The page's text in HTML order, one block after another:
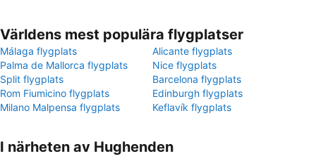
Världens mest populära flygplatser
Málaga flygplats
Alicante flygplats
Palma de Mallorca flygplats
Nice flygplats
Split flygplats
Barcelona flygplats
Rom Fiumicino flygplats
Edinburgh flygplats
Milano Malpensa flygplats
Keflavík flygplats
I närheten av Hughenden